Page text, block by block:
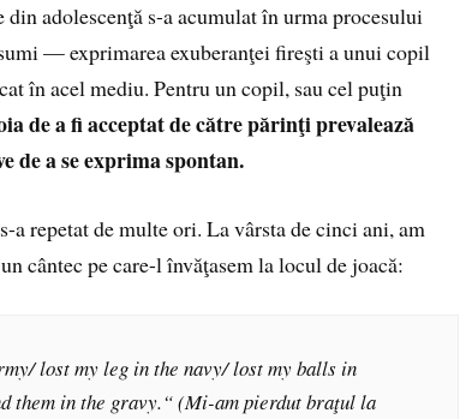
adolescenţă s-a acumulat în urma procesului
— exprimarea exuberanţei fireşti a unui copil
în acel mediu. Pentru un copil, sau cel puţin
de a fi acceptat de către părinţi prevalează
de a se exprima spontan.
a repetat de multe ori. La vârsta de cinci ani, am
cântec pe care-l învăţasem la locul de joacă:
lost my leg in the navy/ lost my balls in
them in the gravy.“ (Mi-am pierdut braţul la